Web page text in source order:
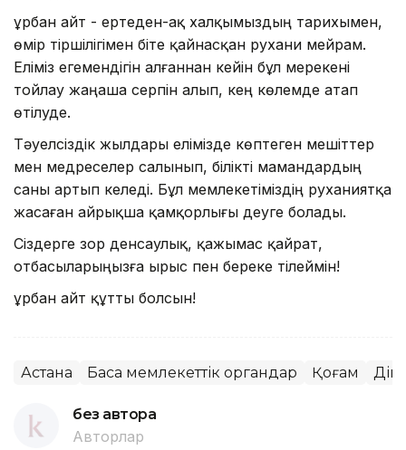
Құрбан айт - ертеден-ақ халқымыздың тарихымен,
өмір тіршілігімен біте қайнасқан рухани мейрам.
Еліміз егемендігін алғаннан кейін бұл мерекені
тойлау жаңаша серпін алып, кең көлемде атап
өтілуде.
Тәуелсіздік жылдары елімізде көптеген мешіттер
мен медреселер салынып, білікті мамандардың
саны артып келеді. Бұл мемлекетіміздің руханиятқа
жасаған айрықша қамқорлығы деуге болады.
Сіздерге зор денсаулық, қажымас қайрат,
отбасыларыңызға ырыс пен береке тілеймін!
Құрбан айт құтты болсын!
Астана Басқа мемлекеттік органдар Қоғам Дін
без автора
Авторлар